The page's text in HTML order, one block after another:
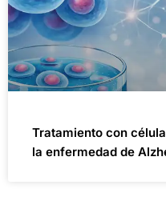
Tratamiento con
la enfermedad de